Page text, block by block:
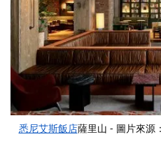
悉尼艾斯飯店薩里山 - 圖片來源